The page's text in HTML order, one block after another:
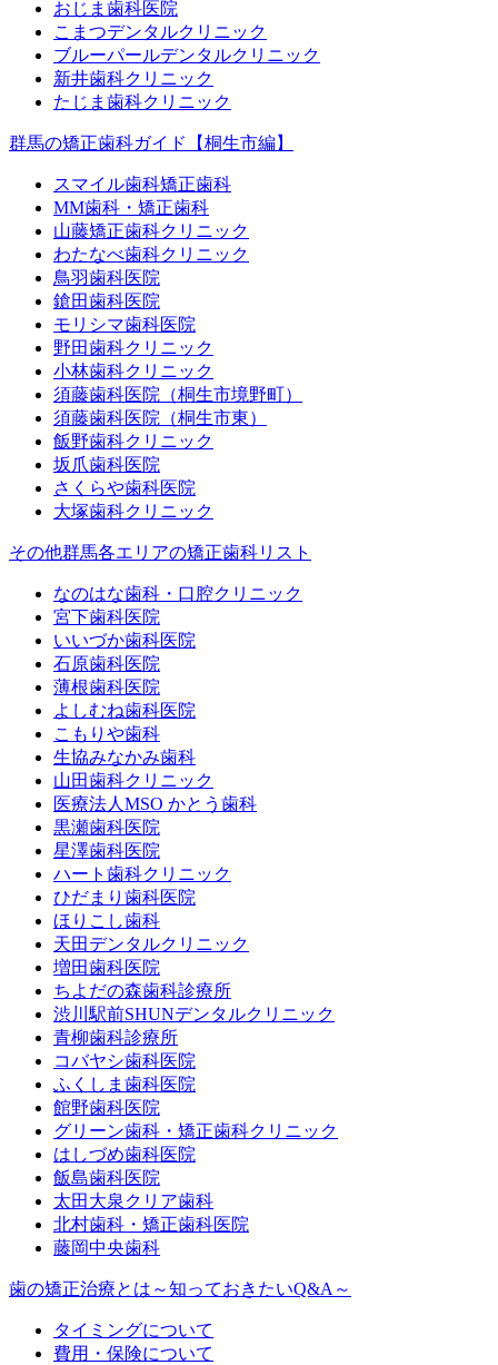
おじま歯科医院
こまつデンタルクリニック
ブルーパールデンタルクリニック
新井歯科クリニック
たじま歯科クリニック
群馬の矯正歯科ガイド【桐生市編】
スマイル歯科矯正歯科
MM歯科・矯正歯科
山藤矯正歯科クリニック
わたなべ歯科クリニック
鳥羽歯科医院
鎗田歯科医院
モリシマ歯科医院
野田歯科クリニック
小林歯科クリニック
須藤歯科医院（桐生市境野町）
須藤歯科医院（桐生市東）
飯野歯科クリニック
坂爪歯科医院
さくらや歯科医院
大塚歯科クリニック
その他群馬各エリアの矯正歯科リスト
なのはな歯科・口腔クリニック
宮下歯科医院
いいづか歯科医院
石原歯科医院
薄根歯科医院
よしむね歯科医院
こもりや歯科
生協みなかみ歯科
山田歯科クリニック
医療法人MSO かとう歯科
黒瀬歯科医院
星澤歯科医院
ハート歯科クリニック
ひだまり歯科医院
ほりこし歯科
天田デンタルクリニック
増田歯科医院
ちよだの森歯科診療所
渋川駅前SHUNデンタルクリニック
青柳歯科診療所
コバヤシ歯科医院
ふくしま歯科医院
館野歯科医院
グリーン歯科・矯正歯科クリニック
はしづめ歯科医院
飯島歯科医院
太田大泉クリア歯科
北村歯科・矯正歯科医院
藤岡中央歯科
歯の矯正治療とは～知っておきたいQ&A～
タイミングについて
費用・保険について